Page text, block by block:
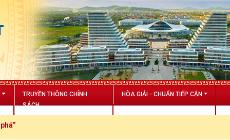
TRUYỀN THÔNG CHÍNH
SÁCH
HÒA GIẢI - CHUẨN TIẾP CẬN